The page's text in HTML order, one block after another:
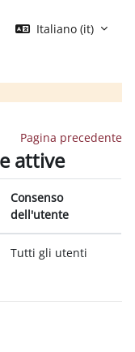
Italiano ‎(it)‎
Pagina precedente
attive
Consenso
dell'utente
Tutti gli utenti